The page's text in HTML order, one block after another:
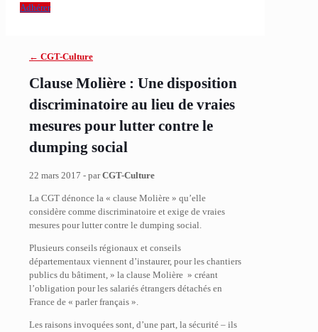
Adhérer
← CGT-Culture
Clause Molière : Une disposition
discriminatoire au lieu de vraies
mesures pour lutter contre le
dumping social
22 mars 2017 - parCGT-Culture
La CGT dénonce la « clause Molière » qu’elle
considère comme discriminatoire et exige de vraies
mesures pour lutter contre le dumping social.
Plusieurs conseils régionaux et conseils
départementaux viennent d’instaurer, pour les chantiers
publics du bâtiment, » la clause Molière » créant
l’obligation pour les salariés étrangers détachés en
France de « parler français ».
Les raisons invoquées sont, d’une part, la sécurité – ils